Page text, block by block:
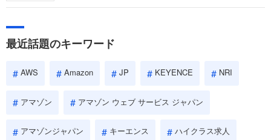
やこれまでの成果を具体的に問われるほか、「人間性」も評価
しょう。
最近話題のキーワード
AWS Amazon JP KEYENCE NRI
アマゾン アマゾン ウェブ サービス ジャパン
アマゾンジャパン キーエンス ハイクラス求人